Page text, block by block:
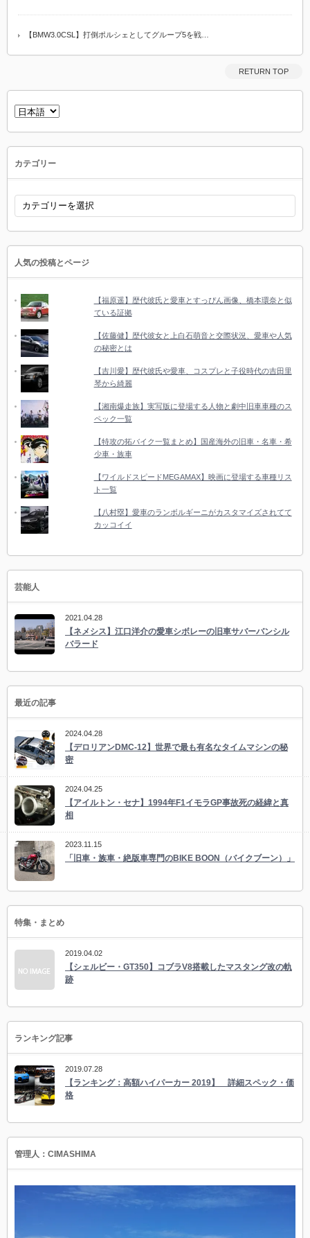
【BMW3.0CSL】打倒ポルシェとしてグループ5を戦…
RETURN TOP
言
語
カテゴリー
カ
ゴ
リ
人気の投稿とページ
【福原遥】歴代彼氏と愛車とすっぴん画像、橋本環奈と似
ている証拠
【佐藤健】歴代彼女と上白石萌音と交際状況、愛車や人気
の秘密とは
【吉川愛】歴代彼氏や愛車、コスプレと子役時代の吉田里
琴から綺麗
【湘南爆走族】実写版に登場する人物と劇中旧車車種のス
ペック一覧
【特攻の拓バイク一覧まとめ】国産海外の旧車・名車・希
少車・族車
【ワイルドスピードMEGAMAX】映画に登場する車種リス
ト一覧
【八村塁】愛車のランボルギーニがカスタマイズされてて
カッコイイ
芸能人
2021.04.28
【ネメシス】江口洋介の愛車シボレーの旧車サバーバンシル
バラード
最近の記事
2024.04.28
【デロリアンDMC-12】世界で最も有名なタイムマシンの秘
密
2024.04.25
【アイルトン・セナ】1994年F1イモラGP事故死の経緯と真
相
2023.11.15
「旧車・族車・絶版車専門のBIKE BOON（バイクブーン）」
特集・まとめ
2019.04.02
【シェルビー・GT350】コブラV8搭載したマスタング改の軌
跡
ランキング記事
2019.07.28
【ランキング：高額ハイパーカー 2019】 詳細スペック・価
格
管理人：CIMASHIMA